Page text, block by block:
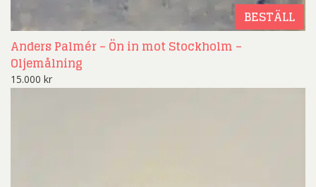
BESTÄLL
Anders Palmér – Ön in mot Stockholm –
Oljemålning
15.000 kr